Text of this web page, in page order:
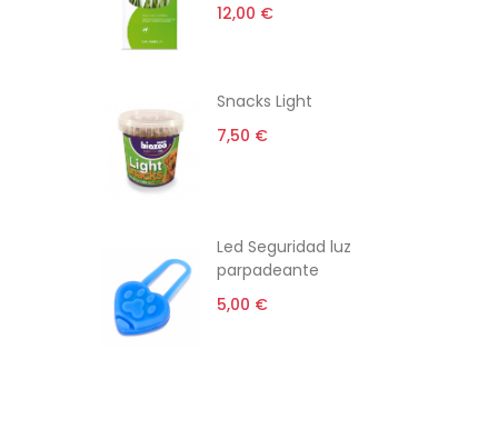
12,00 €
Snacks Light
7,50 €
Led Seguridad luz
parpadeante
5,00 €